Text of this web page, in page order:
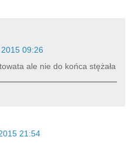
09:26
ale nie do końca stężała
21:54